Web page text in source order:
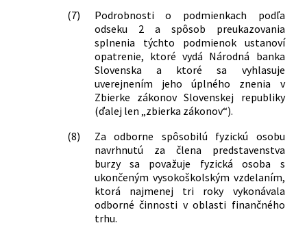
(7)
Podrobnosti o podmienkach podľa
odseku 2 a spôsob preukazovania
splnenia týchto podmienok ustanoví
opatrenie, ktoré vydá Národná banka
Slovenska a ktoré sa vyhlasuje
uverejnením jeho úplného znenia v
Zbierke zákonov Slovenskej republiky
(ďalej len „zbierka zákonov“).
(8)
Za odborne spôsobilú fyzickú osobu
navrhnutú za člena predstavenstva
burzy sa považuje fyzická osoba s
ukončeným vysokoškolským vzdelaním,
ktorá najmenej tri roky vykonávala
odborné činnosti v oblasti finančného
trhu.